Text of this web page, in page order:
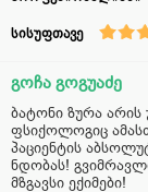
სისუფთავე
გოჩა გოგუაძე
ბატონი ზურა
ფსიქოლოგიც
პაციენტის
ნდობას!
მზგავსი ექიმები!